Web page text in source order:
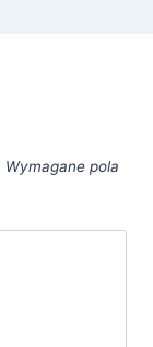
Wymagane pola